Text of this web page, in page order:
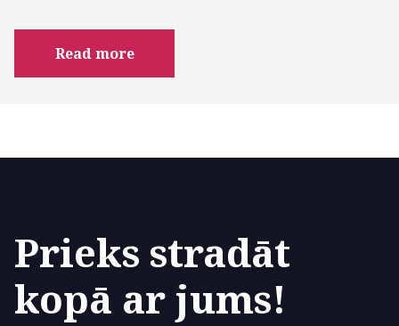
Read more
Prieks stradāt
kopā ar jums!